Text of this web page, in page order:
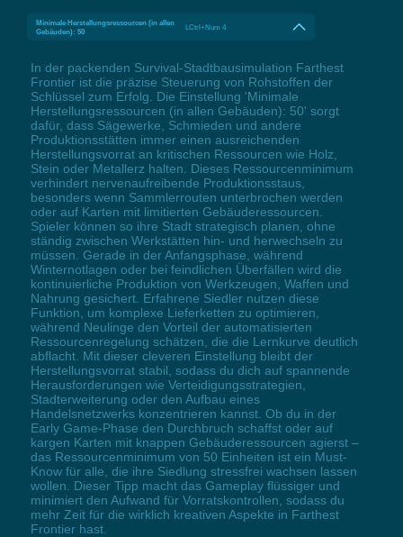
Minimale Herstellungsressourcen (in allen
Gebäuden): 50
LCtrl+Num 4
In der packenden Survival-Stadtbausimulation Farthest
Frontier ist die präzise Steuerung von Rohstoffen der
Schlüssel zum Erfolg. Die Einstellung 'Minimale
Herstellungsressourcen (in allen Gebäuden): 50' sorgt
dafür, dass Sägewerke, Schmieden und andere
Produktionsstätten immer einen ausreichenden
Herstellungsvorrat an kritischen Ressourcen wie Holz,
Stein oder Metallerz halten. Dieses Ressourcenminimum
verhindert nervenaufreibende Produktionsstaus,
besonders wenn Sammlerrouten unterbrochen werden
oder auf Karten mit limitierten Gebäuderessourcen.
Spieler können so ihre Stadt strategisch planen, ohne
ständig zwischen Werkstätten hin- und herwechseln zu
müssen. Gerade in der Anfangsphase, während
Winternotlagen oder bei feindlichen Überfällen wird die
kontinuierliche Produktion von Werkzeugen, Waffen und
Nahrung gesichert. Erfahrene Siedler nutzen diese
Funktion, um komplexe Lieferketten zu optimieren,
während Neulinge den Vorteil der automatisierten
Ressourcenregelung schätzen, die die Lernkurve deutlich
abflacht. Mit dieser cleveren Einstellung bleibt der
Herstellungsvorrat stabil, sodass du dich auf spannende
Herausforderungen wie Verteidigungsstrategien,
Stadterweiterung oder den Aufbau eines
Handelsnetzwerks konzentrieren kannst. Ob du in der
Early Game-Phase den Durchbruch schaffst oder auf
kargen Karten mit knappen Gebäuderessourcen agierst –
das Ressourcenminimum von 50 Einheiten ist ein Must-
Know für alle, die ihre Siedlung stressfrei wachsen lassen
wollen. Dieser Tipp macht das Gameplay flüssiger und
minimiert den Aufwand für Vorratskontrollen, sodass du
mehr Zeit für die wirklich kreativen Aspekte in Farthest
Frontier hast.